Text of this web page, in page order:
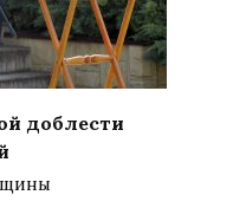
доблести